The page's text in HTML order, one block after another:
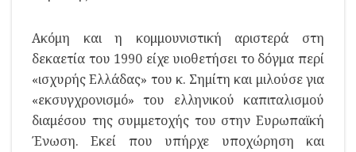
Ακόμη και η κομμουνιστική αριστερά στη
δεκαετία του 1990 είχε υιοθετήσει το δόγμα περί
«ισχυρής Ελλάδας» του κ. Σημίτη και μιλούσε για
«εκσυγχρονισμό» του ελληνικού καπιταλισμού
διαμέσου της συμμετοχής του στην Ευρωπαϊκή
Ένωση. Εκεί που υπήρχε υποχώρηση και